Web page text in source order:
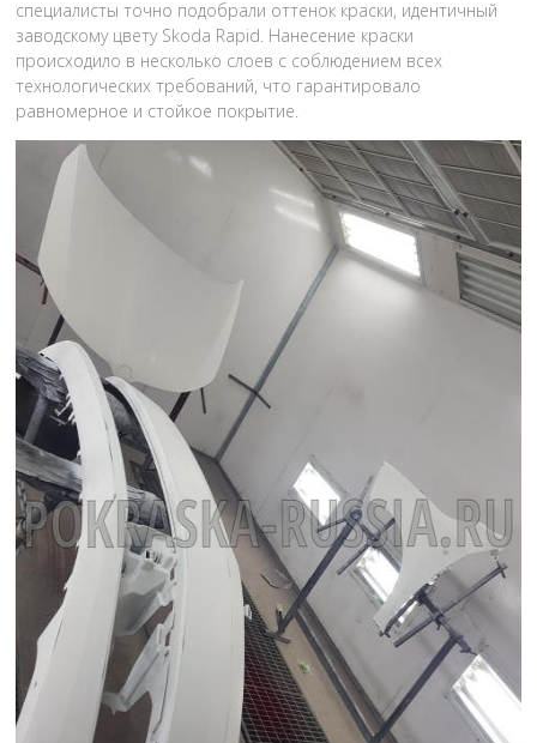
специалисты точно подобрали оттенок краски, идентичный
заводскому цвету Skoda Rapid. Нанесение краски
происходило в несколько слоев с соблюдением всех
технологических требований, что гарантировало
равномерное и стойкое покрытие.